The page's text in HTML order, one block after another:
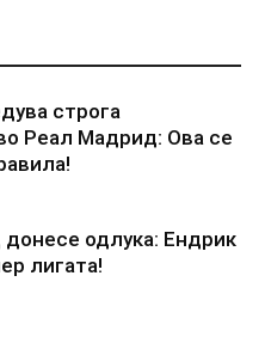
строга
Реал Мадрид: Ова се
одлука: Ендрик
лигата!